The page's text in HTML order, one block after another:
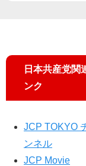
日本共産党関
ンク
JCP TOKYO
ンネル
JCP Movie